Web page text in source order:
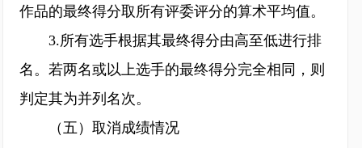
作品的最终得分取所有评委评分的算术平均值。
3.所有选手根据其最终得分由高至低进行排
名。若两名或以上选手的最终得分完全相同，则
判定其为并列名次。
（五）取消成绩情况